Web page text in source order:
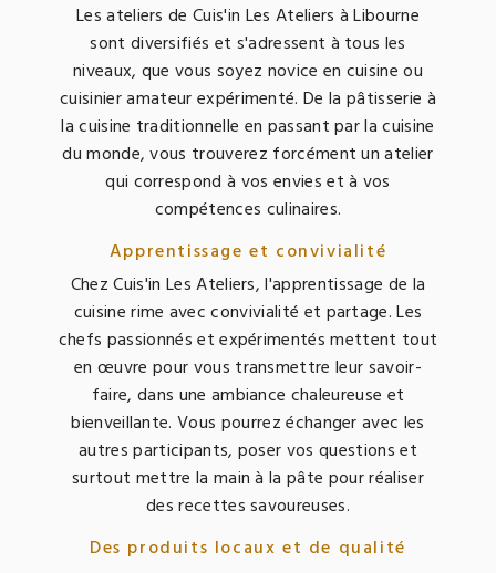
Les ateliers de Cuis'in Les Ateliers à Libourne
sont diversifiés et s'adressent à tous les
niveaux, que vous soyez novice en cuisine ou
cuisinier amateur expérimenté. De la pâtisserie à
la cuisine traditionnelle en passant par la cuisine
du monde, vous trouverez forcément un atelier
qui correspond à vos envies et à vos
compétences culinaires.
Apprentissage et convivialité
Chez Cuis'in Les Ateliers, l'apprentissage de la
cuisine rime avec convivialité et partage. Les
chefs passionnés et expérimentés mettent tout
en œuvre pour vous transmettre leur savoir-
faire, dans une ambiance chaleureuse et
bienveillante. Vous pourrez échanger avec les
autres participants, poser vos questions et
surtout mettre la main à la pâte pour réaliser
des recettes savoureuses.
Des produits locaux et de qualité